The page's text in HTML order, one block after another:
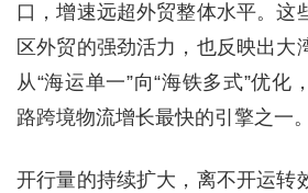
口，增速远超外贸整体水平。这
区外贸的强劲活力，也反映出大
从“海运单一”向“海铁多式”优化
路跨境物流增长最快的引擎之一。
开行量的持续扩大，离不开运转